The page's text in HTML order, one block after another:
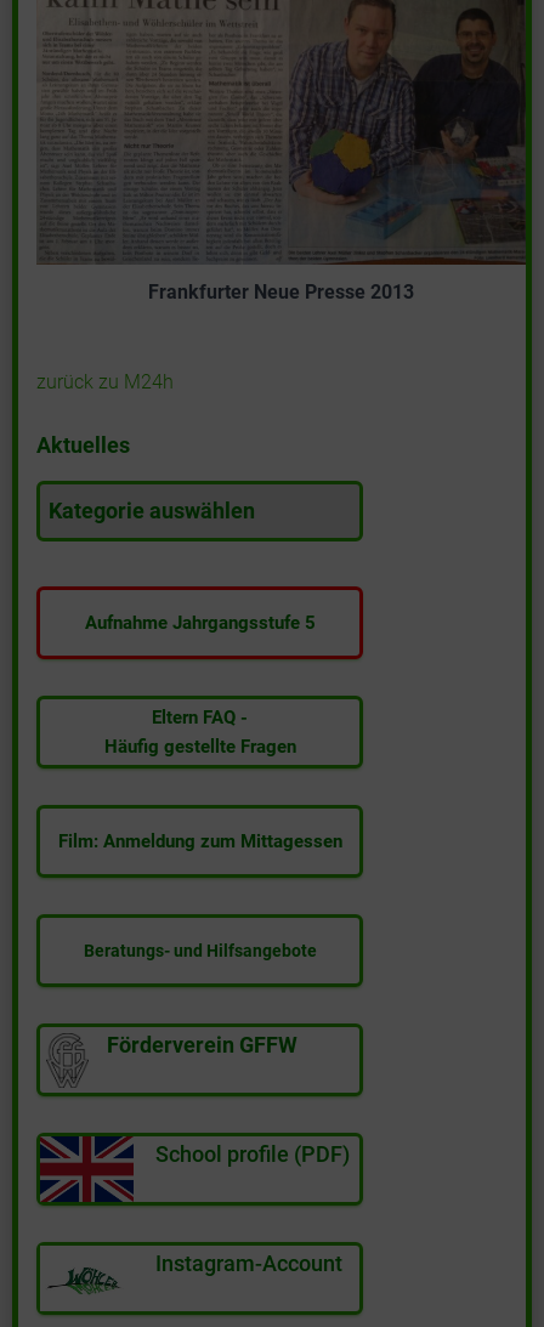
Frankfurter Neue Presse 2013
zurück zu M24h
Aktuelles
A
t
e
l
s
Aufnahme Jahrgangsstufe 5
Eltern FAQ -
Häufig gestellte Fragen
Film: Anmeldung zum Mittagessen
Beratungs- und Hilfsangebote
Förderverein GFFW
School profile (PDF)
Instagram-Account